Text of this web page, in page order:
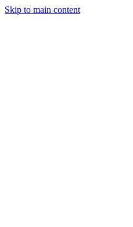
Skip to main content